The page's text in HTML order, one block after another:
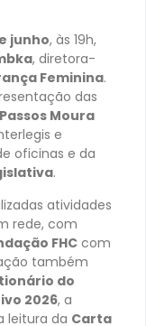
junho, às 19h,
, diretora-
Feminina.
das
Moura
e
oficinas e da
.
atividades
rede, com
FHC com
também
do
2026, a
leitura da Carta